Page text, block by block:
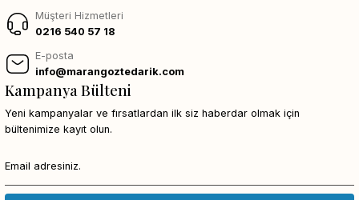
Müşteri Hizmetleri
0216 540 57 18
E-posta
info@marangoztedarik.com
Kampanya Bülteni
Yeni kampanyalar ve fırsatlardan ilk siz haberdar olmak için
bültenimize kayıt olun.